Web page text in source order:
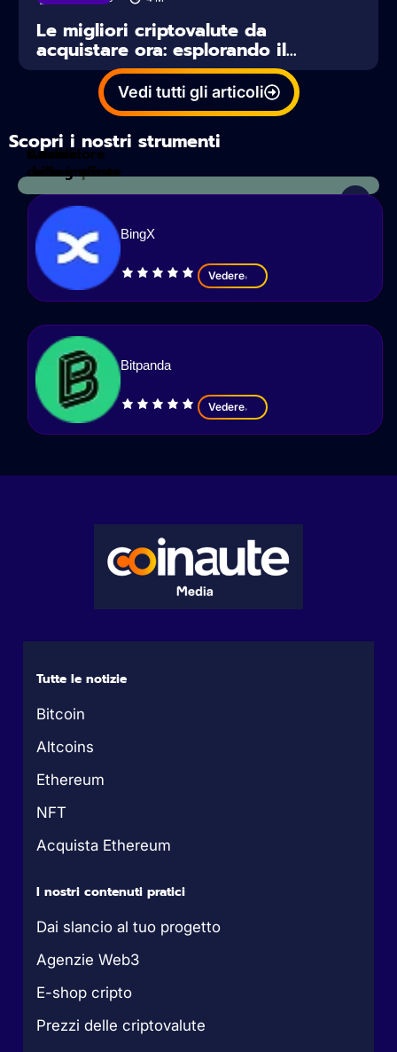
Le migliori criptovalute da
acquistare ora: esplorando il...
Vedi tutti gli articoli
Scopri i nostri strumenti
Calcolatore
delle imposte
Analisi
crittografica
BingX
Vedere
Bitpanda
Vedere
Tutte le notizie
Bitcoin
Altcoins
Ethereum
NFT
Acquista Ethereum
I nostri contenuti pratici
Dai slancio al tuo progetto
Agenzie Web3
E-shop cripto
Prezzi delle criptovalute